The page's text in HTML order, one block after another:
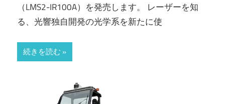
（LMS2-IR100A）を発売します。 レーザーを知
る、光響独自開発の光学系を新たに使
続きを読む